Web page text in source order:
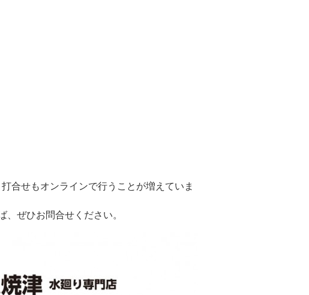
合せもオンラインで行うことが増えていま
ぜひお問合せください。